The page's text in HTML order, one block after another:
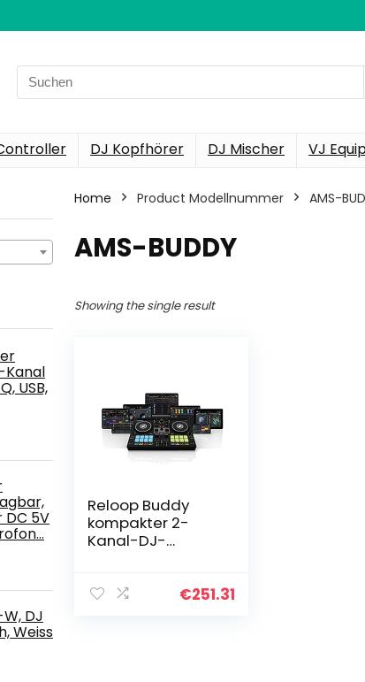
Search
for:
DJ Kopfhörer DJ Mischer VJ
Kanal
USB,
DC 5V
DJ
Weiss
Home Product Modellnummer ‎AMS-
‎AMS-BUDDY
Showing the single result
Reloop Buddy
kompakter 2-
Kanal-DJ-
auf iOS, iPadOS,
€251.31